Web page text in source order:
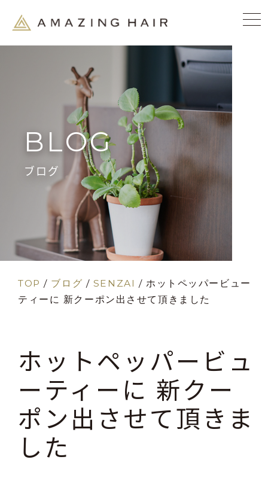
BLOG
ブログ
TOP / ブログ / SENZAI /ホットペッパービュー
ティーに 新クーポン出させて頂きました
ホットペッパービュ
ーティーに 新クー
ポン出させて頂きま
した